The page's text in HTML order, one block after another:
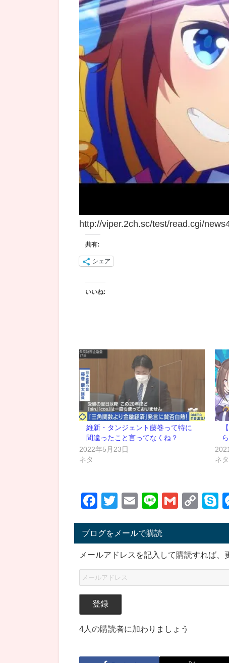
http://viper.2ch.sc/test/read.cgi/
共有:
シェア
いいね:
維新・タンジェント藤巻って特に
間違ったこと言ってなくね？
2022年5月23日
ネタ
ネタ
Facebook
Twitter
EmailLineGmail
ブログをメールで購読
メールアドレスを記入して購読すれば、
登録
4人の購読者に加わりましょう